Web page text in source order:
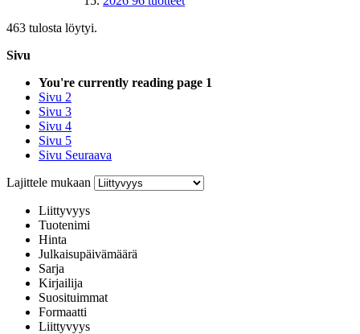
463 tulosta löytyi.
Sivu
You're currently reading page 1
Sivu 2
Sivu 3
Sivu 4
Sivu 5
Sivu Seuraava
Lajittele mukaan
Liittyvyys
Tuotenimi
Hinta
Julkaisupäivämäärä
Sarja
Kirjailija
Suosituimmat
Formaatti
Liittyvyys